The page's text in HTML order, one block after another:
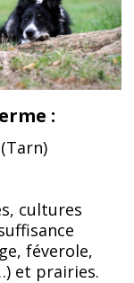
:
cultures
féverole,
et prairies.